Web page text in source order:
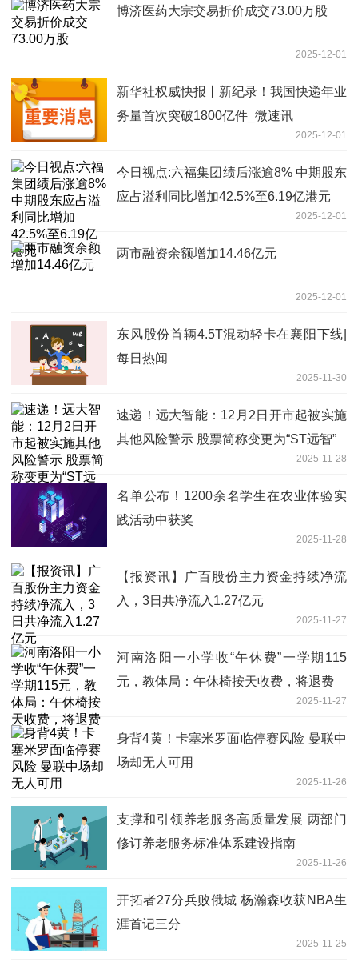
博济医药大宗交易折价成交73.00万股
2025-12-01
新华社权威快报丨新纪录！我国快递年业
务量首次突破1800亿件_微速讯
2025-12-01
今日视点:六福集团绩后涨逾8% 中期股东
应占溢利同比增加42.5%至6.19亿港元
2025-12-01
两市融资余额增加14.46亿元
2025-12-01
东风股份首辆4.5T混动轻卡在襄阳下线|
每日热闻
2025-11-30
速递！远大智能：12月2日开市起被实施
其他风险警示 股票简称变更为“ST远智”
2025-11-28
名单公布！1200余名学生在农业体验实
践活动中获奖
2025-11-28
【报资讯】广百股份主力资金持续净流
入，3日共净流入1.27亿元
2025-11-27
河南洛阳一小学收“午休费”一学期115
元，教体局：午休椅按天收费，将退费
2025-11-27
身背4黄！卡塞米罗面临停赛风险 曼联中
场却无人可用
2025-11-26
支撑和引领养老服务高质量发展 两部门
修订养老服务标准体系建设指南
2025-11-26
开拓者27分兵败俄城 杨瀚森收获NBA生
涯首记三分
2025-11-25